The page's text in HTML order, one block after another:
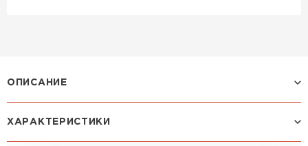
ОПИСАНИЕ
Профиль ЛАМОНТЕРРА X:
ХАРАКТЕРИСТИКИ